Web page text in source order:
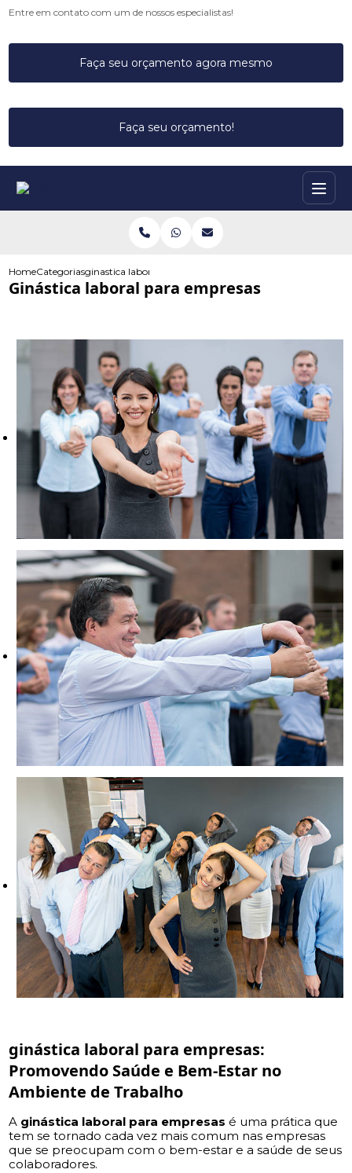
Entre em contato com um de nossos especialistas!
Faça seu orçamento agora mesmo
Faça seu orçamento!
HomeCategoriasginastica laboral empresas
Ginástica laboral para empresas
ginástica laboral para empresas:
Promovendo Saúde e Bem-Estar no
Ambiente de Trabalho
A ginástica laboral para empresas é uma prática que
tem se tornado cada vez mais comum nas empresas
que se preocupam com o bem-estar e a saúde de seus
colaboradores.